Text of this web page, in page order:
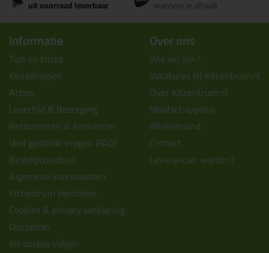
uit voorraad leverbaar wanneer je afhaalt
Informatie
Tips en tricks
Keuzehulpen
Acties
Levertijd & Bezorging
Retourneren & Annuleren
Veel gestelde vragen (FAQ)
Bestelprocedure
Algemene voorwaarden
Kitcentrum berichten
Cookies & privacy verklaring
Disclaimer
Kit cursus volgen
Over ons
Wie wij zijn?
Vacatures bij kitcentrum.nl
Over Kitcentrum.nl
Maatschappelijk
Winkelmand
Contact
Leverancier worden?